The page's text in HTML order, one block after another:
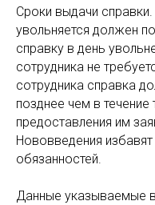
Сроки выдачи
увольняется должен
справку в день
сотрудника не
сотрудника справка
позднее чем в
предоставления им
Нововведения
обязанностей.
Данные указываемые